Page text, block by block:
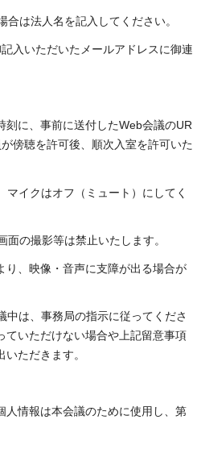
は法人名を記入してください。
入いただいたメールアドレスに御連
刻に、事前に送付したWeb会議のUR
傍聴を許可後、順次入室を許可いた
イクはオフ（ミュート）にしてく
の撮影等は禁止いたします。
り、映像・音声に支障が出る場合が
中は、事務局の指示に従ってくださ
ていただけない場合や上記留意事項
ただきます。
人情報は本会議のために使用し、第